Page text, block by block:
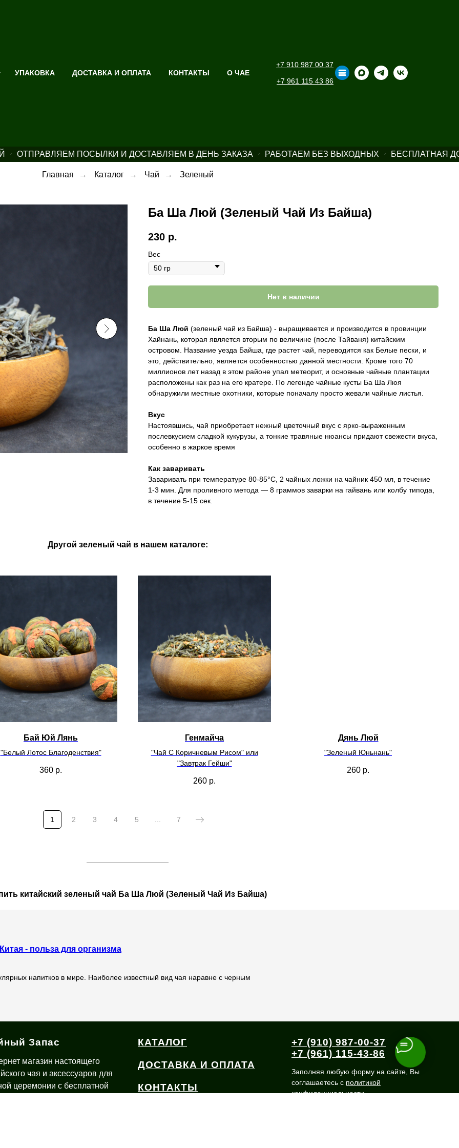
УПАКОВКА ДОСТАВКА И ОПЛАТА КОНТАКТЫ О ЧАЕ
+7 910 987 00 37
+7 961 115 43 86
ОТПРАВЛЯЕМ ПОСЫЛКИ И ДОСТАВЛЯЕМ В ДЕНЬ ЗАКАЗА РАБОТАЕМ БЕЗ ВЫХОДНЫХ БЕСПЛАТНАЯ
Главная → Каталог → Чай → Зеленый
Ба Ша Люй (Зеленый Чай Из Байша)
230 р.
Вес
Нет в наличии
Ба Ша Люй (зеленый чай из Байша) - выращивается и производится в провинции
Хайнань, которая является вторым по величине (после Тайваня) китайским
островом. Название уезда Байша, где растет чай, переводится как Белые пески, и
это, действительно, является особенностью данной местности. Кроме того 70
миллионов лет назад в этом районе упал метеорит, и основные чайные плантации
расположены как раз на его кратере. По легенде чайные кусты Ба Ша Люя
обнаружили местные охотники, которые поначалу просто жевали чайные листья.
Вкус
Настоявшись, чай приобретает нежный цветочный вкус с ярко-выраженным
послевкусием сладкой кукурузы, а тонкие травяные нюансы придают свежести вкуса,
особенно в жаркое время
Как заваривать
Заваривать при температуре 80-85°C, 2 чайных ложки на чайник 450 мл, в течение
1-3 мин. Для проливного метода — 8 граммов заварки на гайвань или колбу типода,
в течение 5-15 сек.
Другой зеленый чай в нашем каталоге:
Бай Юй Лянь
"Белый Лотос Благоденствия"
360 р.
Генмайча
"Чай С Коричневым Рисом" или
"Завтрак Гейши"
260 р.
Дянь Люй
"Зеленый Юньнань"
260 р.
1 2 3 4 5 7
китайский зеленый чай Ба Ша Люй (Зеленый Чай Из Байша)
- польза для организма
напитков в мире. Наиболее известный вид чая наравне с черным
Запас
магазин настоящего
чая и аксессуаров для
церемонии с бесплатной
КАТАЛОГ
ДОСТАВКА И ОПЛАТА
КОНТАКТЫ
+7 (910) 987-00-37
+7 (961) 115-43-86
Заполняя любую форму на сайте, Вы
соглашаетесь с политикой
конфиденциальности